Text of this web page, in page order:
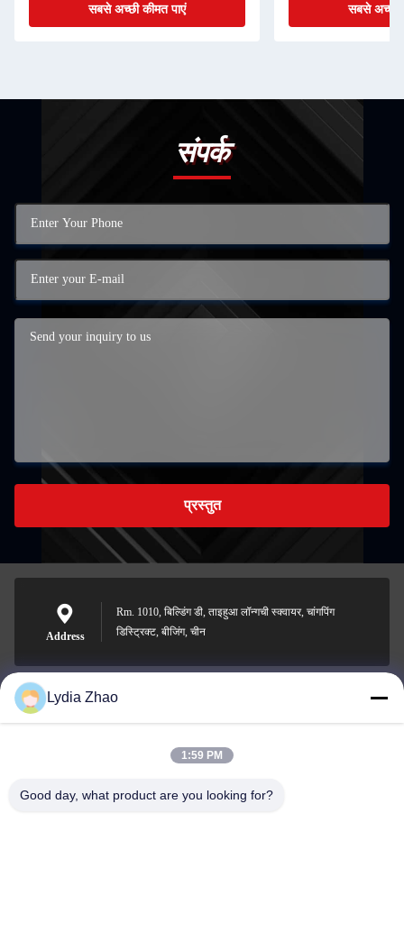
सबसे अच्छी कीमत पाएं सबसे अच्छी
संपर्क
प्रस्तुत
Address
Rm. 1010, बिल्डिंग डी, ताइहुआ लॉन्गची स्क्वायर, चांगपिंग
डिस्ट्रिक्ट, बीजिंग, चीन
jesingd@vip.sina.com
Lydia Zhao
1:59 PM
Good day, what product are you looking for?